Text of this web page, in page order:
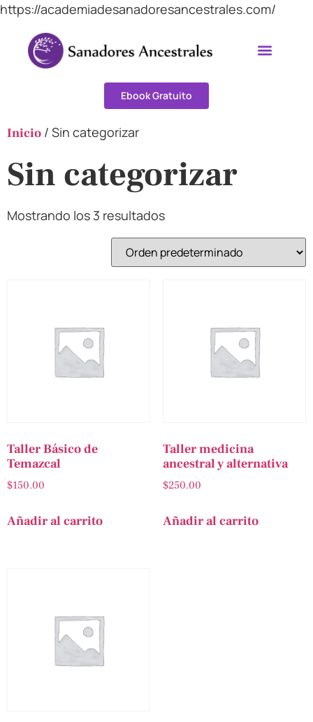
https://academiadesanadoresancestrales.com/
Ebook Gratuito
Inicio / Sin categorizar
Sin categorizar
Mostrando los 3 resultados
Taller Básico de
Temazcal
$150.00
Añadir al carrito
Taller medicina
ancestral y alternativa
$250.00
Añadir al carrito